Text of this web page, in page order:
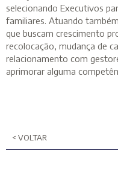
selecionando Executivos
familiares. Atuando
que buscam crescimento
recolocação, mudança de
relacionamento com
aprimorar alguma
< VOLTAR